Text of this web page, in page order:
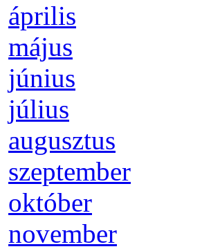
áp­ri­lis
má­jus
jú­ni­us
jú­li­us
au­gusz­tus
szep­tem­ber
ok­tó­ber
no­vem­ber